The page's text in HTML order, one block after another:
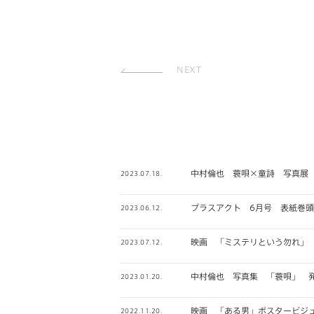
NEXT
2023.07.18. 中村倫也 蓑唄×童詩 写真展
2023.06.12. プラスアクト 6月号 表紙巻頭
2023.07.12. 映画 「ミステリという勿れ」
2023.01.20. 中村倫也 写真集 「蓑唄」
2022.11.20. 映画 「ある男」ポスタービジ